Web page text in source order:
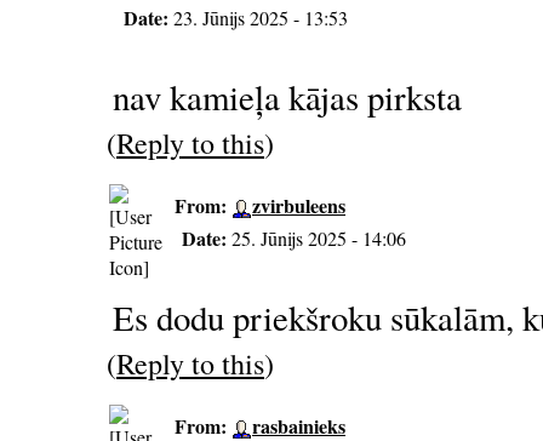
Date: 23. Jūnijs 2025 - 13:53
nav kamieļa kājas pirksta
(Reply to this)
From:
zvirbuleens
Date: 25. Jūnijs 2025 - 14:06
Es dodu priekšroku sūkalām,
(Reply to this)
From:
rasbainieks